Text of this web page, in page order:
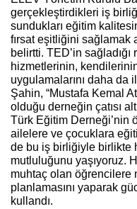
gerçekleştirdikleri iş
sundukları eğitim
fırsat eşitliğini sağlamak
belirtti. TED’in
hizmetlerinin,
uygulamalarını daha da
Şahin, “Mustafa Kemal
olduğu derneğin çatısı
Türk Eğitim Derneği’nin
ailelere ve çocuklara
de bu iş birliğiyle birlikte
mutluluğunu yaşıyoruz.
muhtaç olan öğrencilere
planlamasını yaparak
kullandı.